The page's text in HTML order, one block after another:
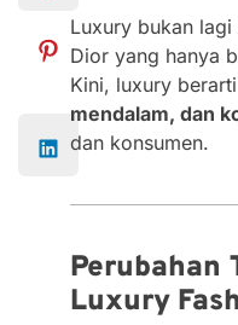
Luxury bukan
Dior yang hanya
Kini, luxury berarti
mendalam, dan
dan konsumen.
Perubahan
Luxury